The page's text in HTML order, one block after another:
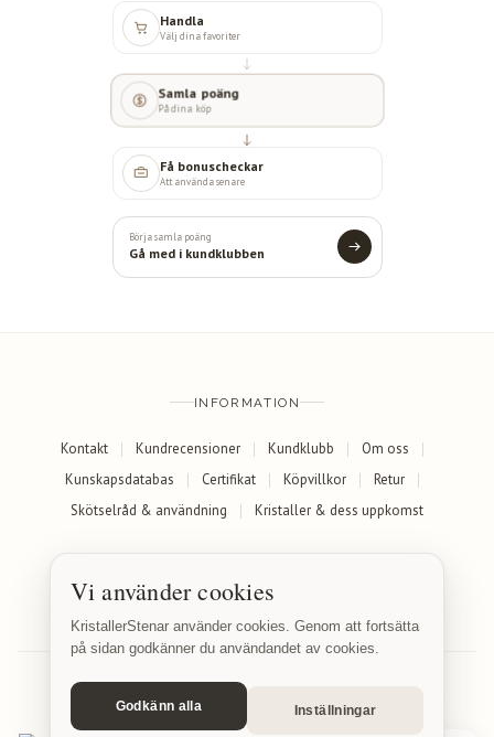
Handla
Välj dina favoriter
Samla poäng
På dina köp
Få bonuscheckar
Att använda senare
Börja samla poäng
Gå med i kundklubben
INFORMATION
Kontakt Kundrecensioner Kundklubb
Om oss
Kunskapsdatabas
Certifikat Köpvillkor
Retur
Skötselråd & användning
Kristaller & dess uppkomst
Vi använder cookies
KristallerStenar använder cookies. Genom att fortsätta
på sidan godkänner du användandet av cookies.
Godkänn alla Inställningar